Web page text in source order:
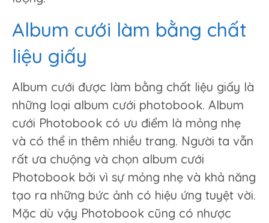
Album cưới làm bằng chất
liệu giấy
Album cưới được làm bằng chất liệu giấy là
những loại album cưới photobook. Album
cưới Photobook có ưu điểm là mỏng nhẹ
và có thể in thêm nhiều trang. Người ta vẫn
rất ưa chuộng và chọn album cưới
Photobook bởi vì sự mỏng nhẹ và khả năng
tạo ra những bức ảnh có hiệu ứng tuyệt vời.
Mặc dù vậy Photobook cũng có nhược